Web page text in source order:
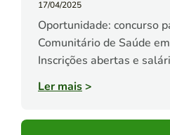
17/04/2025
Oportunidade: concurso
Comunitário de Saúde
Inscrições abertas e
Ler mais>